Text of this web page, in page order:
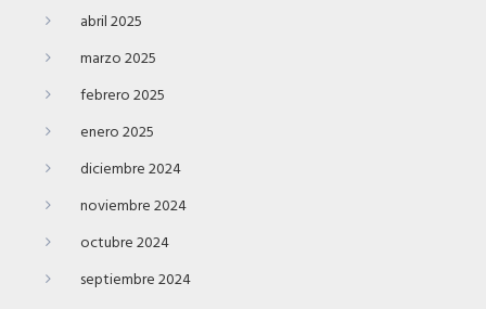
abril 2025
marzo 2025
febrero 2025
enero 2025
diciembre 2024
noviembre 2024
octubre 2024
septiembre 2024